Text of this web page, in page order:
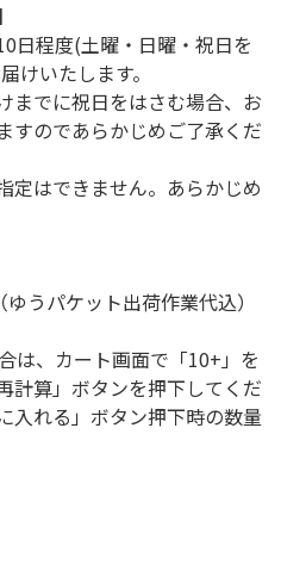
日程度(土曜・日曜・祝日を
けいたします。
でに祝日をはさむ場合、お
すのであらかじめご了承くだ
定はできません。あらかじめ
うパケット出荷作業代込）
は、カート画面で「10+」を
計算」ボタンを押下してくだ
入れる」ボタン押下時の数量